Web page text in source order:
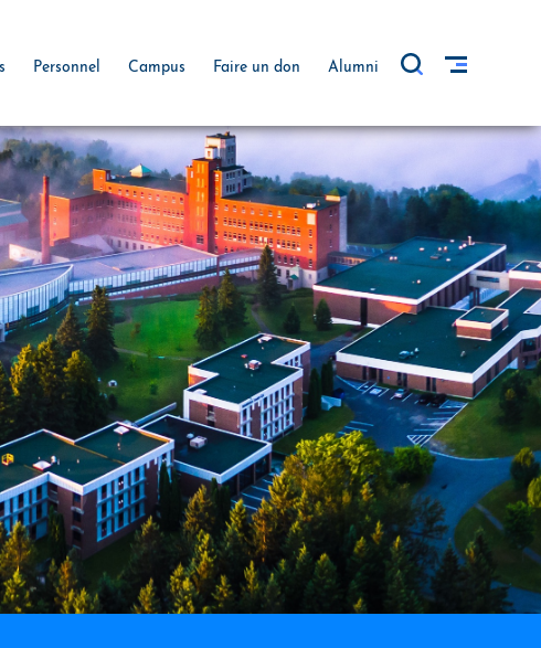
Personnel Campus Faire un don Alumni